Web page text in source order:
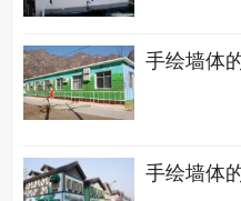
手绘墙体
手绘墙体